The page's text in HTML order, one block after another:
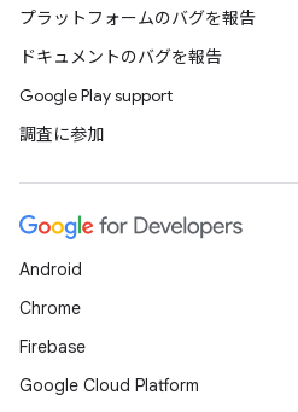
プラットフォームのバグを報告
ドキュメントのバグを報告
Google Play support
調査に参加
Android
Chrome
Firebase
Google Cloud Platform